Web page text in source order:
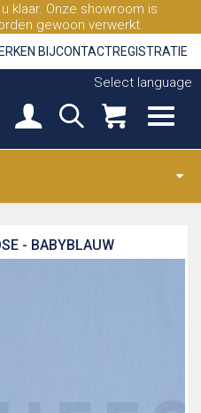
klaar. Onze showroom is
gewoon verwerkt.
BIJCONTACTREGISTRATIE
Select language
- BABYBLAUW